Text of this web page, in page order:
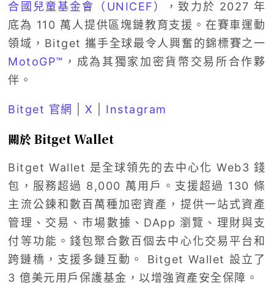
合國兒童基金會（UNICEF）
，致力於 2027 年
底為 110 萬人提供區塊鏈教育支援。在賽車運動
領域，Bitget 攜手全球最令人興奮的錦標賽之一
MotoGP™ ，成為其獨家加密貨幣交易所合作夥
伴。
Bitget 官網 |X Instagram
關於 Bitget Wallet
Bitget Wallet 是全球領先的去中心化 Web3 錢
包，服務超過 8,000 萬用戶。支援超過 130 條
主流公鍊和數百萬種加密資產，提供一站式資產
管理、交易、市場數據、DApp 瀏覽、理財與支
付等功能。錢包聚合數百個去中心化交易平台和
跨鏈橋，支援多鏈互動。 Bitget Wallet 設立了
3 億美元用戶保護基金，以增強資產安全保障。